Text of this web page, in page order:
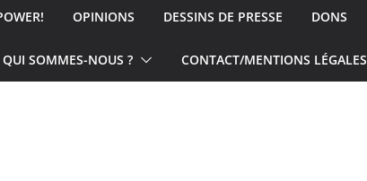
OPINIONS DESSINS DE PRESSE DONS
QUI SOMMES-NOUS ? CONTACT/MENTIONS LÉGALES